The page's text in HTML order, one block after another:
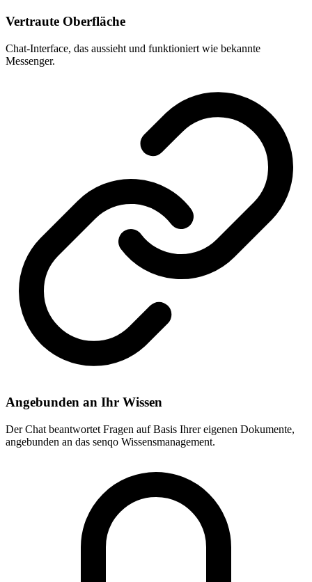
Vertraute Oberfläche
Chat-Interface, das aussieht und funktioniert wie bekannte
Messenger.
Angebunden an Ihr Wissen
Der Chat beantwortet Fragen auf Basis Ihrer eigenen Dokumente,
angebunden an das senqo Wissensmanagement.